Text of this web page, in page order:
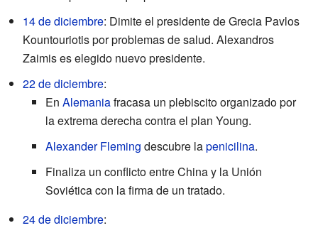
14 de diciembre: Dimite el presidente de Grecia Pavlos
Kountouriotis por problemas de salud. Alexandros
Zaimis es elegido nuevo presidente.
22 de diciembre:
En Alemaniafracasa un plebiscito organizado por
la extrema derecha contra el plan Young.
Alexander Fleming descubre lapenicilina.
Finaliza un conflicto entre China y la Unión
Soviética con la firma de un tratado.
24 de diciembre: